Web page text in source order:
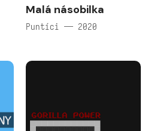
Malá násobilka
Puntíci — 2020